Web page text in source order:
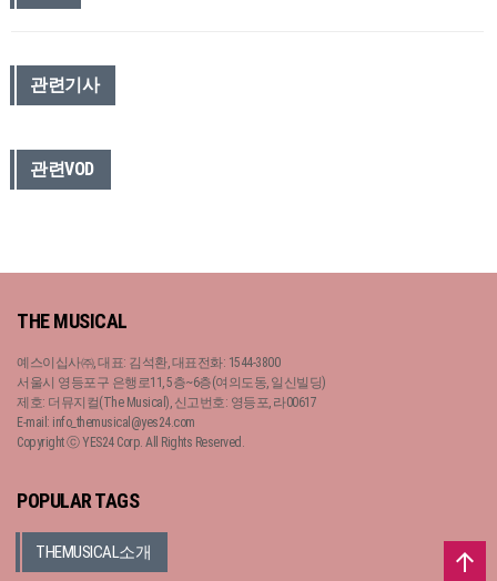
관련기사
관련VOD
THE MUSICAL
예스이십사㈜, 대표: 김석환, 대표전화: 1544-3800
서울시 영등포구 은행로11, 5층~6층(여의도동, 일신빌딩)
제호: 더뮤지컬(The Musical), 신고번호: 영등포, 라00617
E-mail: info_themusical@yes24.com
Copyright ⓒ YES24 Corp. All Rights Reserved.
POPULAR TAGS
THEMUSICAL소개